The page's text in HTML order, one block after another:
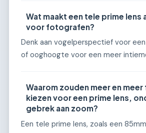
Wat maakt een tele prime lens
voor fotografen?
Denk aan vogelperspectief voor
of ooghoogte voor een meer
Waarom zouden meer en
kiezen voor een prime lens,
gebrek aan zoom?
Een tele prime lens, zoals een